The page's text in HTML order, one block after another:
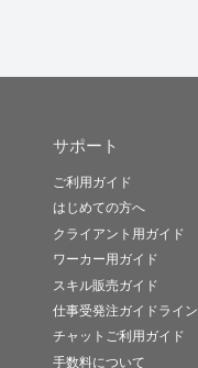
サポート
ご利用ガイド
はじめての方へ
クライアント用ガイド
ワーカー用ガイド
スキル販売ガイド
仕事受発注ガイドライン
チャットご利用ガイド
手数料について